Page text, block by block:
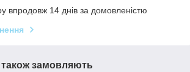
впродовж 14 днів за домовленістю
замовляють